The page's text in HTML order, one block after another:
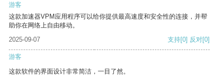
游客
这款加速器VPM应用程序可以给你提供最高速度和安全性的连接，并帮
助你在网络上自由移动。
2025-09-07
支持[0] 反对[0]
游客
这款软件的界面设计非常简洁，一目了然。